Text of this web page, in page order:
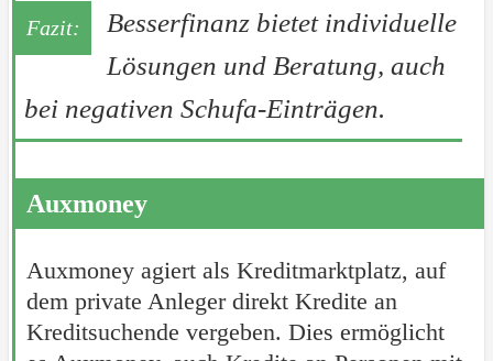
Besserfinanz bietet individuelle
Lösungen und Beratung, auch
bei negativen Schufa-Einträgen.
Auxmoney
Auxmoney agiert als Kreditmarktplatz, auf
dem private Anleger direkt Kredite an
Kreditsuchende vergeben. Dies ermöglicht